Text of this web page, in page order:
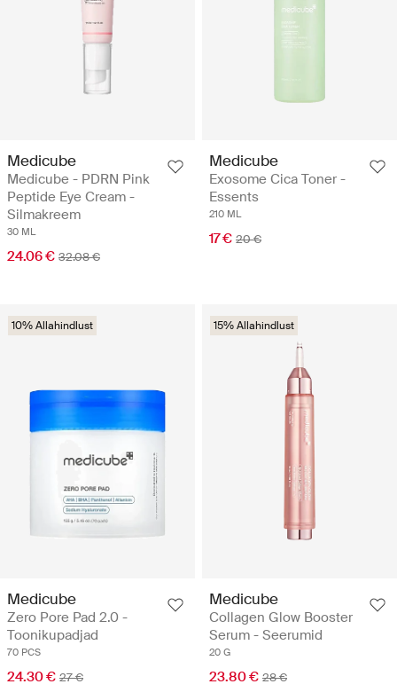
Medicube
Medicube - PDRN Pink
Peptide Eye Cream -
Silmakreem
30 ML
24.06 € 32.08 €
Medicube
Exosome Cica Toner -
Essents
210 ML
17 € 20 €
10% Allahindlust
Medicube
Zero Pore Pad 2.0 -
Toonikupadjad
70 PCS
24.30 € 27 €
15% Allahindlust
Medicube
Collagen Glow Booster
Serum - Seerumid
20 G
23.80 € 28 €